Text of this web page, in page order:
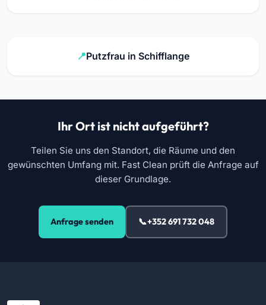
Putzfrau in Schifflange
Ihr Ort ist nicht aufgeführt?
Teilen Sie uns den Standort, die Räume und den
gewünschten Umfang mit. Fast Clean prüft die Anfrage auf
dieser Grundlage.
Anfrage senden +352 691 732 048